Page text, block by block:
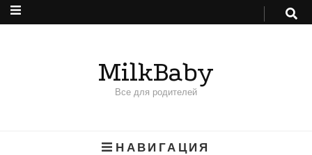
MilkBaby
Все для родителей
НАВИГАЦИЯ